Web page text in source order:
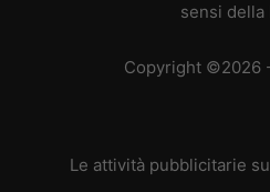
sensi della
Copyright ©2026
Le attività pubblicitarie